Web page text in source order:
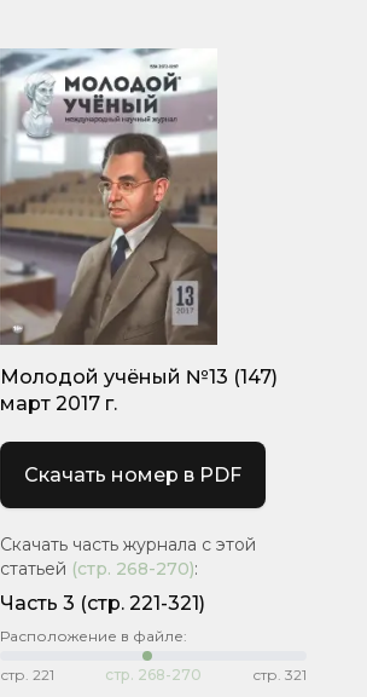
Молодой учёный №13 (147)
март 2017 г.
Скачать номер в PDF
Скачать часть журнала с этой
статьей (стр. 268-270):
Часть 3 (cтр. 221-321)
Расположение в файле:
стр. 221 стр. 268-270 стр. 321